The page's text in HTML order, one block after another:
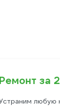
Ремонт за
любую